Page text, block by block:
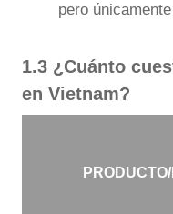
pero
1.3 ¿Cuánto
en Vietnam?